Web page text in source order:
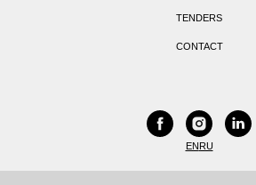
TENDERS
CONTACT
ENRU